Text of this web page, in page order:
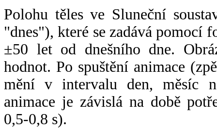
Polohu těles ve Sluneční
"dnes"), které se zadává pomocí
±50 let od dnešního dne.
hodnot. Po spuštění animace
mění v intervalu den, měsíc
animace je závislá na době
0,5-0,8 s).